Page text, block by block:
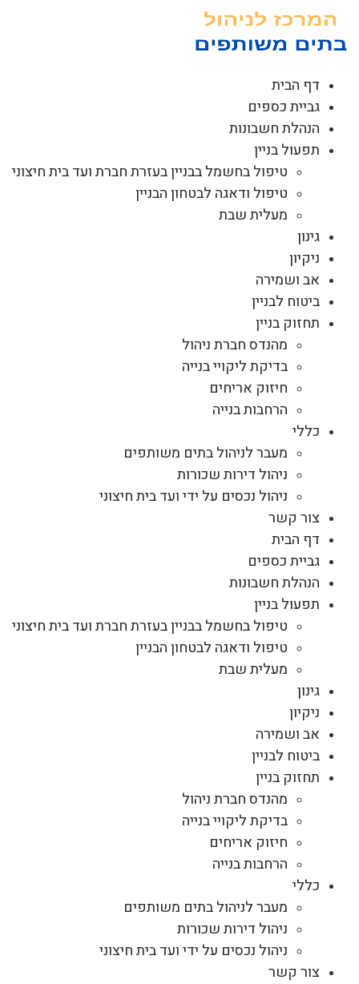
דף הבית
גביית כספים
הנהלת חשבונות
תפעול בניין
טיפול בחשמל בבניין בעזרת חברת ועד בית חיצוני
טיפול ודאגה לבטחון הבניין
מעלית שבת
גינון
ניקיון
אב ושמירה
ביטוח לבניין
תחזוק בניין
מהנדס חברת ניהול
בדיקת ליקויי בנייה
חיזוק אריחים
הרחבות בנייה
כללי
מעבר לניהול בתים משותפים
ניהול דירות שכורות
ניהול נכסים על ידי ועד בית חיצוני
צור קשר
דף הבית
גביית כספים
הנהלת חשבונות
תפעול בניין
טיפול בחשמל בבניין בעזרת חברת ועד בית חיצוני
טיפול ודאגה לבטחון הבניין
מעלית שבת
גינון
ניקיון
אב ושמירה
ביטוח לבניין
תחזוק בניין
מהנדס חברת ניהול
בדיקת ליקויי בנייה
חיזוק אריחים
הרחבות בנייה
כללי
מעבר לניהול בתים משותפים
ניהול דירות שכורות
ניהול נכסים על ידי ועד בית חיצוני
צור קשר